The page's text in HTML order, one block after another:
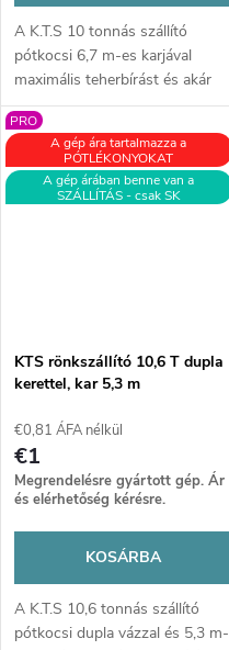
A K.T.S 10 tonnás szállító
pótkocsi 6,7 m-es karjával
maximális teherbírást és akár
370°-os forgathatóságot kínál.
Masszív felépítés és minőségi
anyagok biztosítják a
megbízhatóságot és hatékony
faanyagmozgatást minden
PRO
A gép ára tartalmazza a
PÓTLÉKONYOKAT
A gép árában benne van a
SZÁLLÍTÁS - csak SK
KTS rönkszállító 10,6 T dupla
kerettel, kar 5,3 m
€0,81 ÁFA nélkül
€1
Megrendelésre gyártott gép. Ár
és elérhetőség kérésre.
KOSÁRBA
A K.T.S 10,6 tonnás szállító
pótkocsi dupla vázzal és 5,3 m-